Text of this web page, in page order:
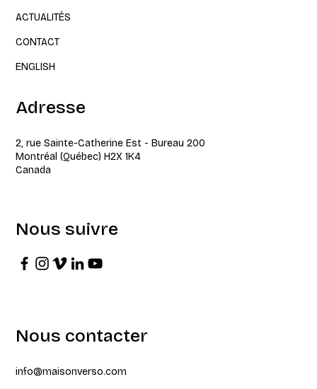
ACTUALITÉS
CONTACT
ENGLISH
Adresse
2, rue Sainte-Catherine Est - Bureau 200
Montréal (Québec) H2X 1K4
Canada
Nous suivre
Nous contacter
info@maisonverso.com